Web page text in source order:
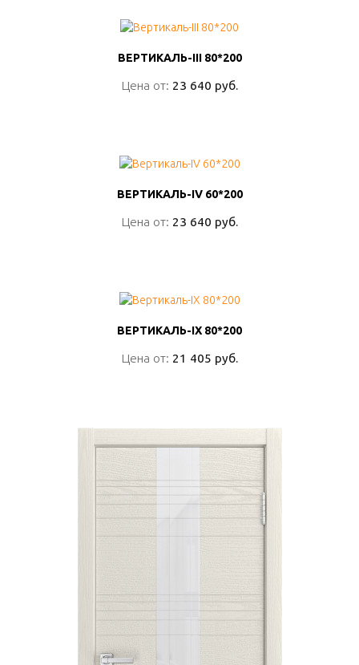
ВЕРТИКАЛЬ-III 80*200
Цена от: 23 640 руб.
ВЕРТИКАЛЬ-III 80*200
Цена от: 23 640 руб.
ВЕРТИКАЛЬ-IV 60*200
Цена от: 23 640 руб.
ВЕРТИКАЛЬ-IV 60*200
Цена от: 23 640 руб.
ВЕРТИКАЛЬ-IX 80*200
Цена от: 21 405 руб.
ВЕРТИКАЛЬ-IX 80*200
Цена от: 21 405 руб.